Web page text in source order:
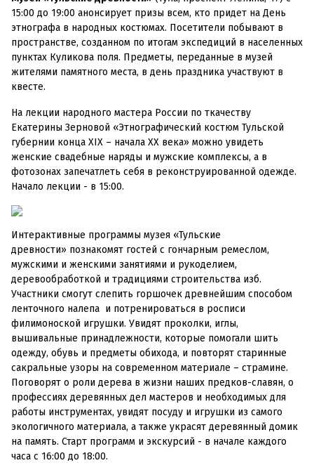
15:00 до 19:00 анонсирует призы всем, кто придет на День
этнографа в народных костюмах. Посетители побывают в
пространстве, созданном по итогам экспедиций в населенных
пунктах Куликова поля. Предметы, переданные в музей
жителями памятного места, в день праздника участвуют в
квесте.
На лекции народного мастера России по ткачеству
Екатерины Зерновой «Этнографический костюм Тульской
губернии конца XIX – начала XX века» можно увидеть
женские свадебные наряды и мужские комплексы, а в
фотозонах запечатлеть себя в реконструированной одежде.
Начало лекции - в 15:00.
Интерактивные программы музея «Тульские
древности» познакомят гостей с гончарным ремеслом,
мужскими и женскими занятиями и рукоделием,
деревообработкой и традициями строительства изб.
Участники смогут слепить горшочек древнейшим способом
ленточного налепа и потренироваться в росписи
филимоноской игрушки. Увидят проколки, иглы,
вышивальные принадлежности, которые помогали шить
одежду, обувь и предметы обихода, и повторят старинные
сакральные узоры на современном материале – страмине.
Поговорят о роли дерева в жизни наших предков-славян, о
профессиях деревянных дел мастеров и необходимых для
работы инструментах, увидят посуду и игрушки из самого
экологичного материала, а также украсят деревянный домик
на память. Старт программ и экскурсий - в начале каждого
часа с 16:00 до 18:00.